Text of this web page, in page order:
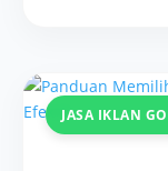
JASA IKLAN